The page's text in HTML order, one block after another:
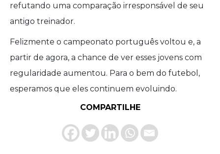
refutando uma comparação irresponsável de seu
antigo treinador.
Felizmente o campeonato português voltou e, a
partir de agora, a chance de ver esses jovens com
regularidade aumentou. Para o bem do futebol,
esperamos que eles continuem evoluindo.
COMPARTILHE